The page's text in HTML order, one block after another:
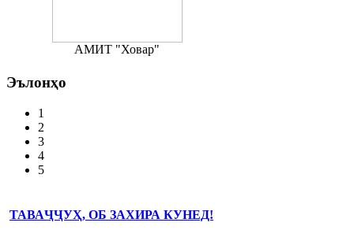
АМИТ "Ховар"
Эълонҳо
1
2
3
4
5
ТАВАҶҶУҲ, ОБ ЗАХИРА КУНЕД!